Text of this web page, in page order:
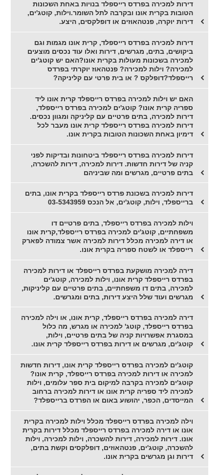
דירות למכירה בפרדס רייספלד בנויות באחת השכונות
הטובות בקרית אונו ובקרבה לתל השומר.וילות, קוטג'ים,
דירות יוקרה, פנטהאוזים או דופלקסים, היצע.
דירות למכירה בפרדס רייספלד, קרית אונו מגמות וגם
ביקושים, בתים, מגרשים, דירות ואלו עוד נכסים מוצעים
למכירה בשכונות מעולות בקרית אונו?האם יש קוטג'ים
למכירה? וילות למכירה? פנטהאוז יוקרתי בפרדס
רייספלד?דופלקס ? או בית פרטי עם קליניקה?
האם יש וילות למכירה בפרדס רייספלד קרית אונו ליד
ספריה קרית אונו? קוטג'ים למכירה בפרדס רייספלד,
דירות למכירה, בתים פרטיים עם קליניקה ומגוון נכסים.
דירות למכירה בפרדס רייספלד קרית אונו מעבר לכל
דימיון באחת השכונות הטובות בקרית אונו.
דירות למכירה בפרדס רייספלד ביטחונות ובדיקות לפני
קניה של דירות חדשות. דירות למכירה, דירות להשכרה,
בתים פרטיים, מגרשים ומה שביניהם
דירות למכירה בשכונת פרדס רייספלד בקרית אונו, בתים
ברייספלד, וילות, קוטג'ים, אל הנכס 03-5343959
וילות למכירה בפרדס רייספלד, בתים פרטיים דו
משפחתיים, קוטג'ים למכירה בפרדס רייספלד,קרית אונו
או דירה למכירה מכלל דירות למכירה אשר צמודה לפארק
רייספלד או לשטח ספריה בקרית אונו.
דירה למכירה מושקעת בפרדס רייספלד או דירות למכירה
בפרדס רייספלד קרית אונו, וילות למכירה, קוטג'ים
למכירה, בתים דו משפחתיים, בתים פרטיים עם קליניקות,
מגרשים ועוד שלל היצע דירות, בתים ומגרשים.
דירה למכירה בפרדס רייספלד, קרית אונו, או וילה למכירה
בפרדס רייספלד, קוטג' למכירה או מגרש, מה כלול
במסגרת אפשרויות קניה של בתים פרטיים, וילות,
קוטג'ים, מגרשים או דירות בפרדס רייספלד קרית אונו.
קוטג'ים למכירה בפרדס רייספלד קרית אונו, דירות חדשות
למכירה או דירות למכירה בפרדס רייספלד, קרית אונו?
קוטג'ים למכירה בקרבה למיקום בית ספר עלומים, וילות
למכירה ליד ספריה קרית אונו או דירות למכירה ברחוב
המייסדים, הכפר, יהושוע באום או הפרדס ברייספלד?
וילה למכירה בפרדס רייספלד מכלל וילות למכירה בקרית
אונו או דירה למכירה בפרדס רייספלד מכלל דירות בקרית
אונו. דירות למכירה, דירות להשכרה, וילות למכירה, וילות
להשכרה, קוטג'ים, פנטהאוזים, דופלקסים וקשת בתים,
דירות וגן מגרשים בקרית אונו.